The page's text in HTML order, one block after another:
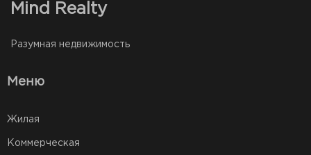
Mind Realty
Разумная недвижимость
Меню
Жилая
Коммерческая